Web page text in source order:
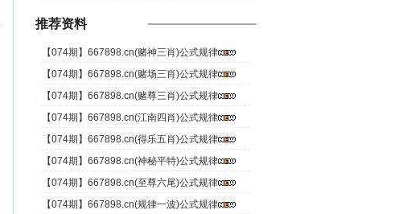
推荐资料
【074期】667898.cn(赌神三肖)公式规律
【074期】667898.cn(赌场三肖)公式规律
【074期】667898.cn(赌尊三肖)公式规律
【074期】667898.cn(江南四肖)公式规律
【074期】667898.cn(得乐五肖)公式规律
【074期】667898.cn(神秘平特)公式规律
【074期】667898.cn(至尊六尾)公式规律
【074期】667898.cn(规律一波)公式规律